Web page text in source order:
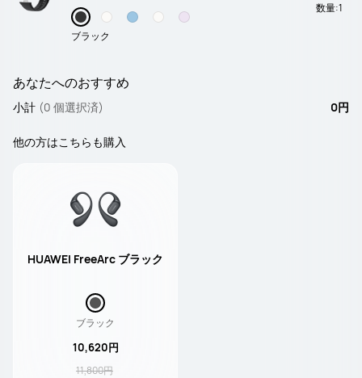
ブラック
数量:1
あなたへのおすすめ
小計 (0 個選択済) 0円
他の方はこちらも購入
HUAWEI FreeArc ブラック
ブラック
10,620円
11,800円